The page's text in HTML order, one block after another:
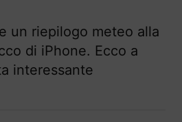
un riepilogo meteo alla
di iPhone. Ecco a
interessante